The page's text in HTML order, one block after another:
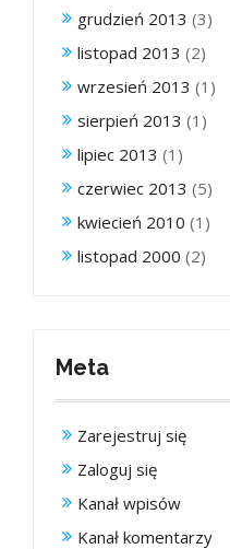
grudzień 2013 (3)
listopad 2013 (2)
wrzesień 2013 (1)
sierpień 2013 (1)
lipiec 2013 (1)
czerwiec 2013 (5)
kwiecień 2010 (1)
listopad 2000 (2)
Meta
Zarejestruj się
Zaloguj się
Kanał wpisów
Kanał komentarzy